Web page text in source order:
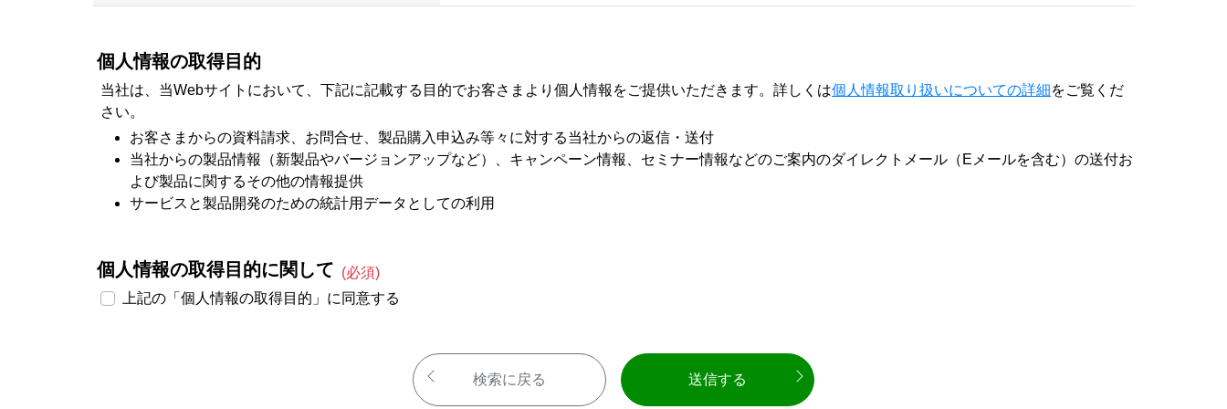
個人情報の取得目的
当社は、当Webサイトにおいて、下記に記載する目的でお客さまより個人情報をご提供いただきます。詳しくは個人情報取り扱いについての詳細をご覧くだ
さい。
お客さまからの資料請求、お問合せ、製品購入申込み等々に対する当社からの返信・送付
当社からの製品情報（新製品やバージョンアップなど）、キャンペーン情報、セミナー情報などのご案内のダイレクトメール（Eメールを含む）の送付お
よび製品に関するその他の情報提供
サービスと製品開発のための統計用データとしての利用
個人情報の取得目的に関して (必須)
上記の「個人情報の取得目的」に同意する
検索に戻る 送信する